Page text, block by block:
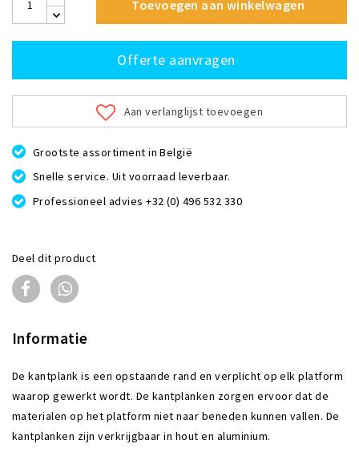
Toevoegen aan winkelwagen
Offerte aanvragen
Aan verlanglijst toevoegen
Grootste assortiment in België
Snelle service. Uit voorraad leverbaar.
Professioneel advies +32 (0) 496 532 330
Deel dit product
Informatie
De kantplank is een opstaande rand en verplicht op elk platform
waarop gewerkt wordt. De kantplanken zorgen ervoor dat de
materialen op het platform niet naar beneden kunnen vallen. De
kantplanken zijn verkrijgbaar in hout en aluminium.